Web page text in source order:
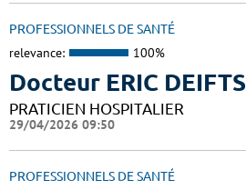
PROFESSIONNELS DE SANTÉ
relevance: 100%
Docteur ERIC DEIFTS
PRATICIEN HOSPITALIER
29/04/2026 09:50
PROFESSIONNELS DE SANTÉ